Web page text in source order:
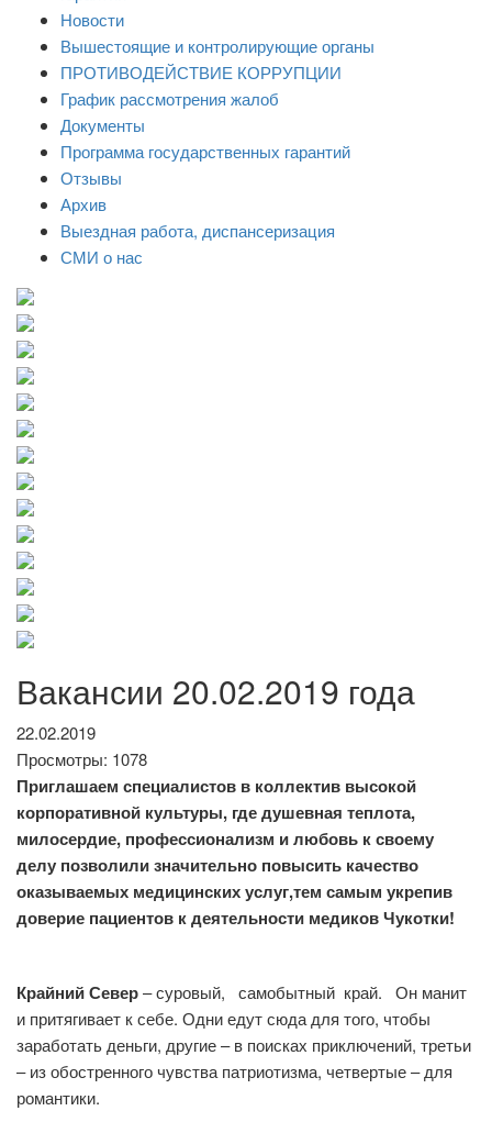
Новости
Вышестоящие и контролирующие органы
ПРОТИВОДЕЙСТВИЕ КОРРУПЦИИ
График рассмотрения жалоб
Документы
Программа государственных гарантий
Отзывы
Архив
Выездная работа, диспансеризация
СМИ о нас
Вакансии 20.02.2019 года
22.02.2019
Просмотры: 1078
Приглашаем специалистов в коллектив высокой
корпоративной культуры, где душевная теплота,
милосердие, профессионализм и любовь к своему
делу позволили значительно повысить качество
оказываемых медицинских услуг,тем самым укрепив
доверие пациентов к деятельности медиков Чукотки!
Крайний Север– суровый, самобытный край. Он манит
и притягивает к себе. Одни едут сюда для того, чтобы
заработать деньги, другие – в поисках приключений, третьи
– из обостренного чувства патриотизма, четвертые – для
романтики.